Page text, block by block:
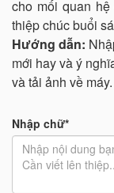
cho mối quan
thiệp chúc buổi
Hướng dẫn:
mới hay và ý
và tải ảnh về máy.
Nhập chữ*